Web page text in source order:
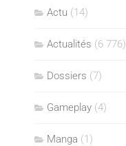
Actu (14)
Actualités (6 776)
Dossiers (7)
Gameplay (4)
Manga (1)